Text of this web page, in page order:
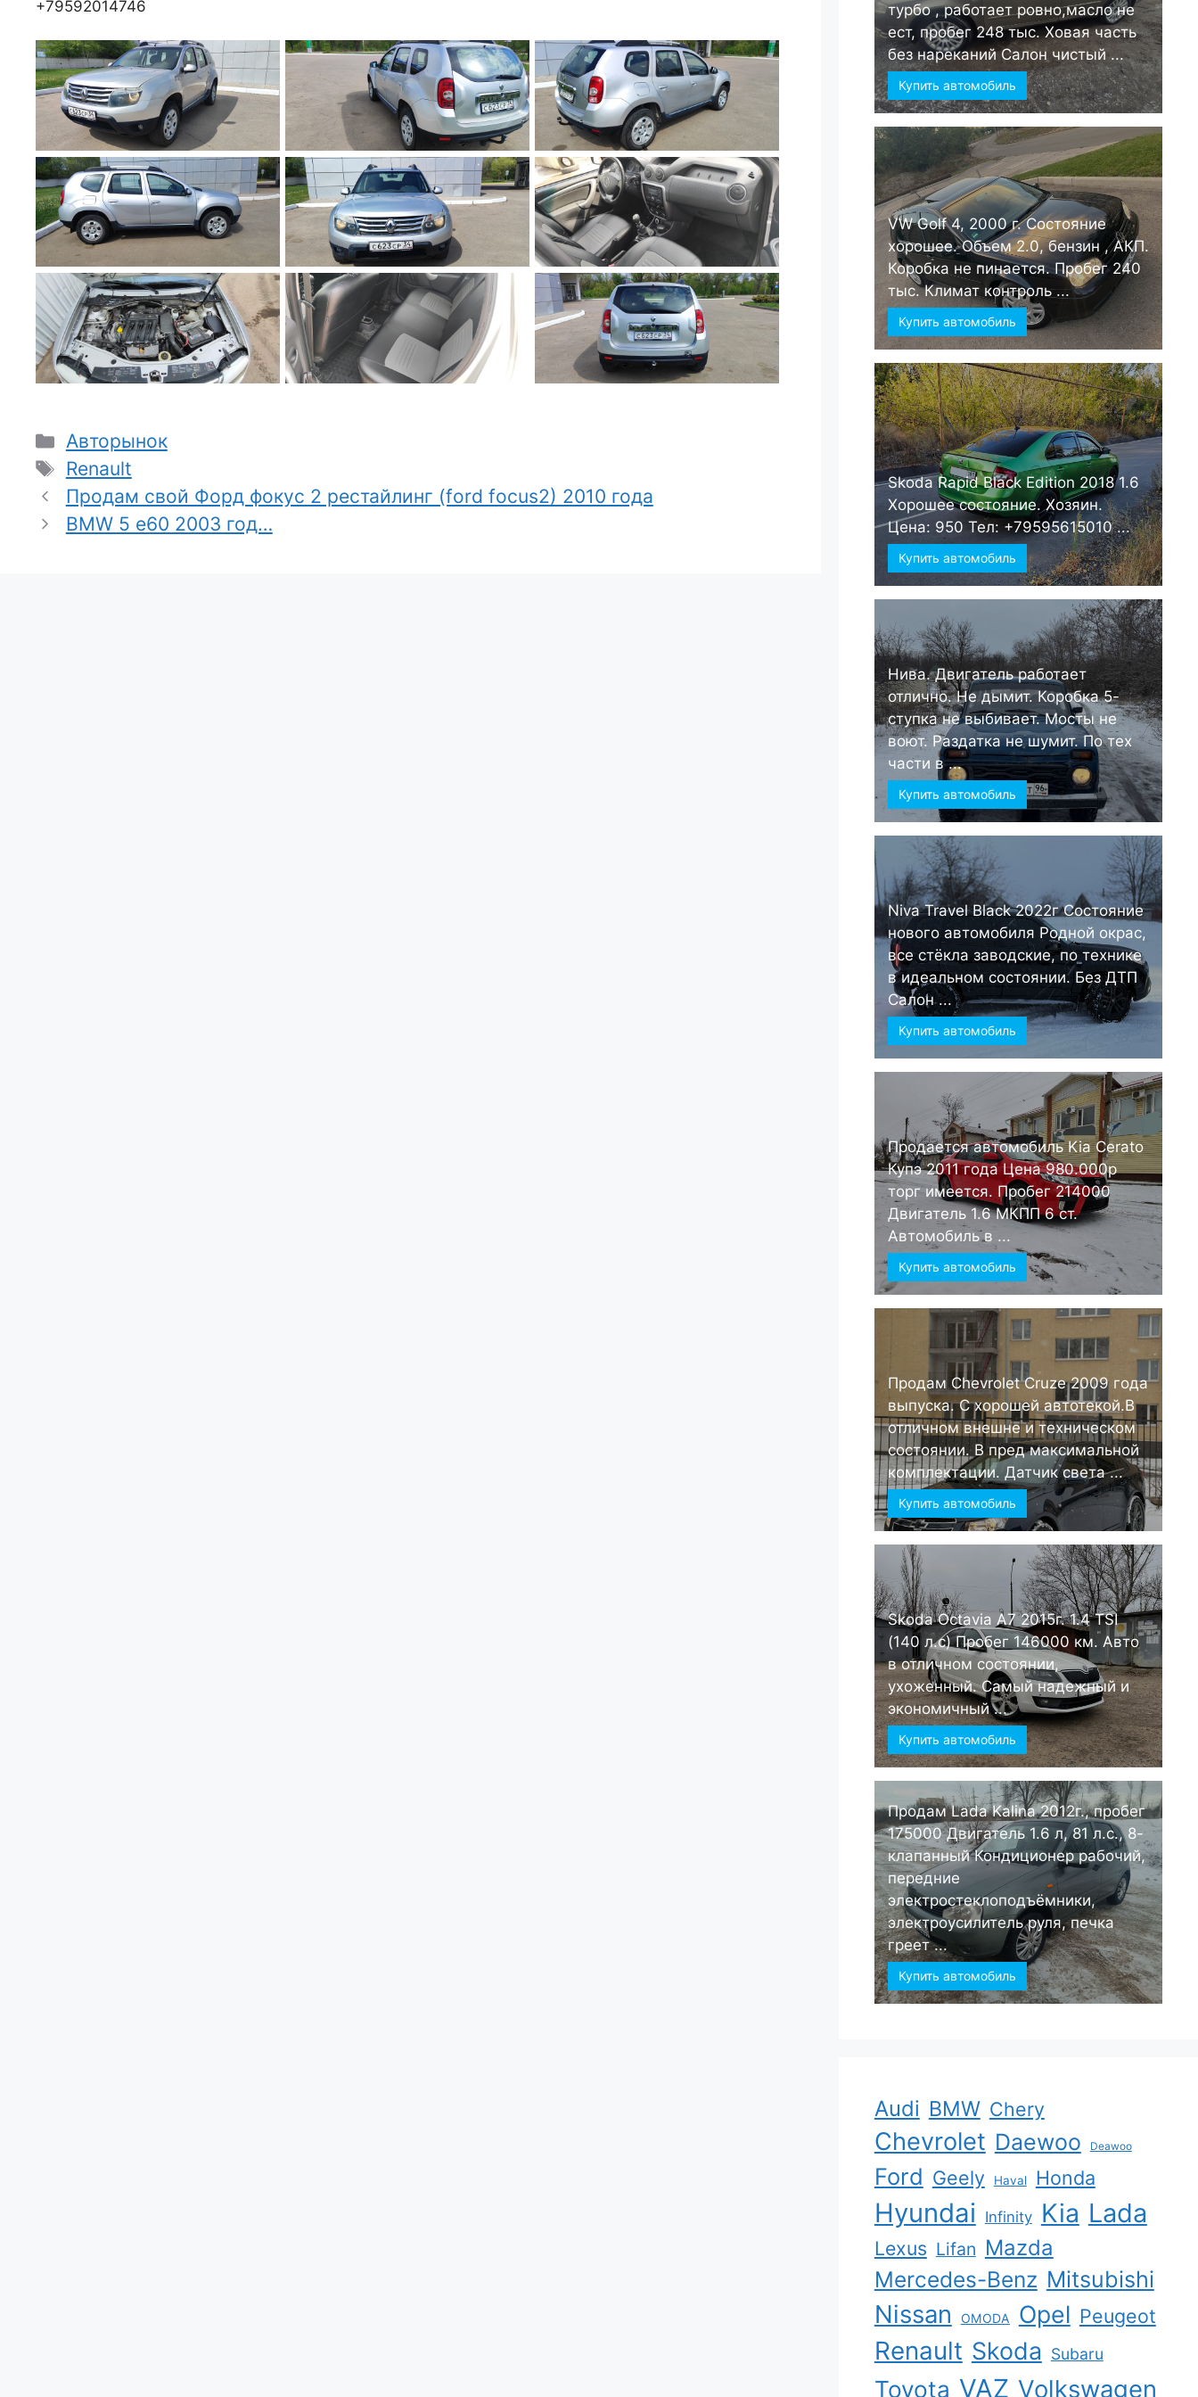
+79592014746
Рубрики
Авторынок
Метки
Renault
Продам свой Форд фокус 2 рестайлинг (ford focus2) 2010 года
BMW 5 e60 2003 год…
турбо , работает ровно,масло не
ест, пробег 248 тыс. Ховая часть
без нареканий Салон чистый ...
Купить автомобиль
VW Golf 4, 2000 г. Состояние
хорошее. Объем 2.0, бензин , АКП.
Коробка не пинается. Пробег 240
тыс. Климат контроль ...
Купить автомобиль
Skoda Rapid Black Edition 2018 1.6
Хорошее состояние. Хозяин.
Цена: 950 Тел: +79595615010 ...
Купить автомобиль
Нива. Двигатель работает
отлично. Не дымит. Коробка 5-
ступка не выбивает. Мосты не
воют. Раздатка не шумит. По тех
части в ...
Купить автомобиль
Niva Travel Black 2022г Состояние
нового автомобиля Родной окрас,
все стёкла заводские, по технике
в идеальном состоянии. Без ДТП
Салон ...
Купить автомобиль
Продается автомобиль Kia Cerato
Купэ 2011 года Цена 980.000р
торг имеется. Пробег 214000
Двигатель 1.6 МКПП 6 ст.
Автомобиль в ...
Купить автомобиль
Продам Chevrolet Cruze 2009 года
выпуска. С хорошей автотекой.В
отличном внешне и техническом
состоянии. В пред максимальной
комплектации. Датчик света ...
Купить автомобиль
Skoda Octavia А7 2015г. 1.4 TSI
(140 л.с) Пробег 146000 км. Авто
в отличном состоянии,
ухоженный. Самый надежный и
экономичный ...
Купить автомобиль
Продам Lada Kalina 2012г., пробег
175000 Двигатель 1.6 л, 81 л.с., 8-
клапанный Кондиционер рабочий,
передние
электростеклоподъёмники,
электроусилитель руля, печка
греет ...
Купить автомобиль
Audi BMW Chery
Chevrolet Daewoo Deawoo
Ford Geely Haval Honda
Hyundai Infinity Kia Lada
Lexus Lifan Mazda
Mercedes-Benz Mitsubishi
Nissan OMODA Opel Peugeot
Renault Skoda Subaru
Toyota VAZ Volkswagen